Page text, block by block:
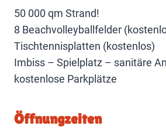
50 000 qm Strand!
8 Beachvolleyballfelder
Tischtennisplatten (kostenlos)
Imbiss – Spielplatz – sanitäre
kostenlose Parkplätze
Öffnungzeiten